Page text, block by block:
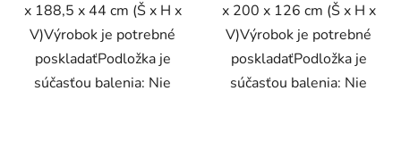
x 188,5 x 44 cm (Š x H x
V)Výrobok je potrebné
poskladaťPodložka je
súčasťou balenia: Nie
x 200 x 126 cm (Š x H x
V)Výrobok je potrebné
poskladaťPodložka je
súčasťou balenia: Nie